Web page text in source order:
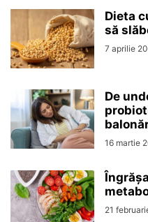
Dieta
să
7 aprilie
De
16 martie
21